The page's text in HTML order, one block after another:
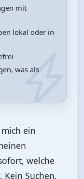
mit
lokal oder in
was als
ein
welche
Kein Suchen,